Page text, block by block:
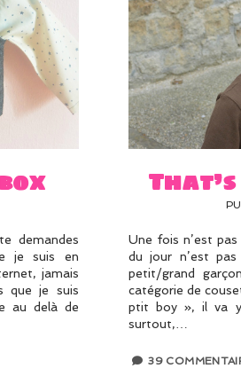
demandes
je suis en
jamais
que je suis
au delà de
Une fois n’est
du jour n’est
petit/grand
catégorie de
ptit boy », il va
surtout,…
39